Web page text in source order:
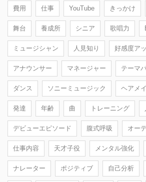
費用 仕事 YouTube きっかけ
舞台 養成所 シニア 歌唱力
ミュージシャン 人見知り 好感度ア
アナウンサー マネージャー テーマ
ダンス ソニーミュージック ヘアメ
発達 年齢 曲 トレーニング
デビューエピソード 腹式呼吸 オー
仕事内容 天才子役 メンタル強化
ナレーター ポジティブ 自己分析